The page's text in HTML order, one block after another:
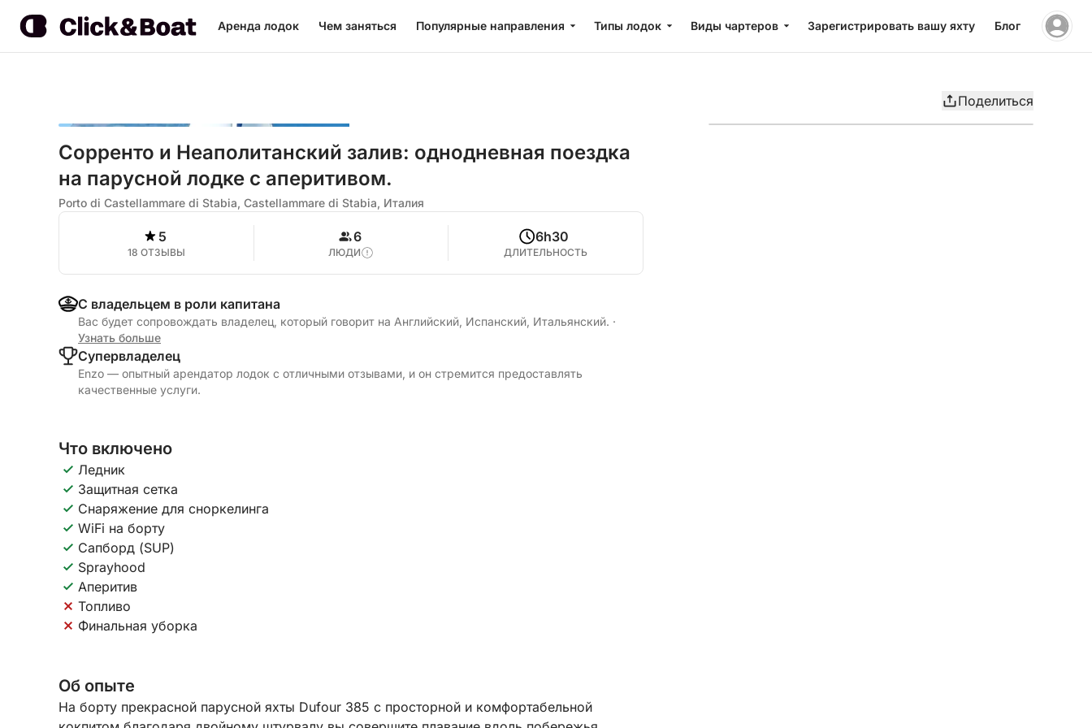
Аренда лодок Чем заняться Популярные направления Типы лодок Виды чартеров Зарегистрировать вашу яхту Блог
Поделиться
Сорренто и Неаполитанский залив: однодневная поездка
на парусной лодке с аперитивом.
Porto di Castellammare di Stabia, Castellammare di Stabia, Италия
5
18 ОТЗЫВЫ
6
ЛЮДИ
6h30
ДЛИТЕЛЬНОСТЬ
С владельцем в роли капитана
Вас будет сопровождать владелец, который говорит на Английский, Испанский, Итальянский. ·
Узнать больше
Cупервладелец
Enzo — опытный арендатор лодок с отличными отзывами, и он стремится предоставлять
качественные услуги.
Что включено
Ледник
Защитная сетка
Снаряжение для сноркелинга
WiFi на борту
Сапборд (SUP)
Sprayhood
Аперитив
Топливо
Финальная уборка
Об опыте
На борту прекрасной парусной яхты Dufour 385 с просторной и комфортабельной